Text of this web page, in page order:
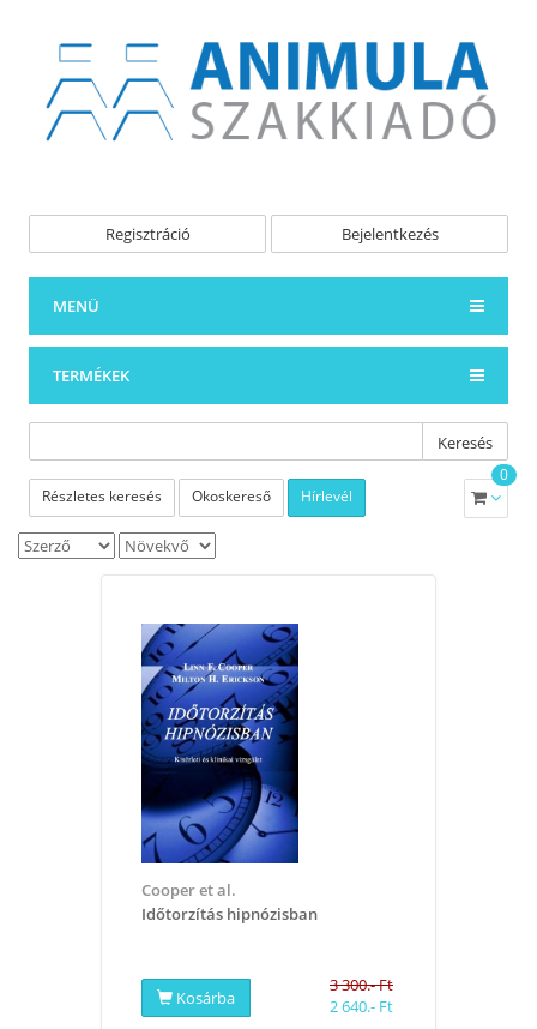
Regisztráció Bejelentkezés
MENÜ
TERMÉKEK
Keresés
Részletes keresés Okoskereső Hírlevél
0
Cooper et al.
Időtorzítás hipnózisban
Kosárba
3 300.- Ft
2 640.- Ft